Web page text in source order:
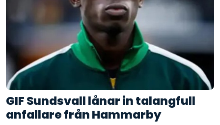
GIF Sundsvall lånar in talangfull
anfallare från Hammarby